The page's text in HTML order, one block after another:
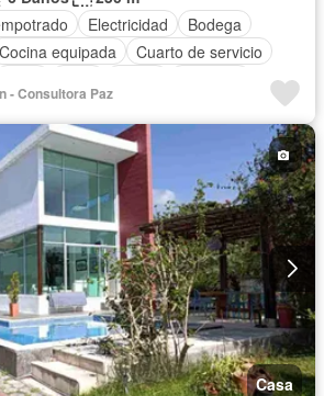
Electricidad
Bodega
Cocina equipada
Cuarto de servicio
- Consultora Paz
Casa